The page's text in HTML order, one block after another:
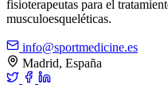
fisioterapeutas para el
musculoesqueléticas.
info@sportmedicine.es
Madrid, España